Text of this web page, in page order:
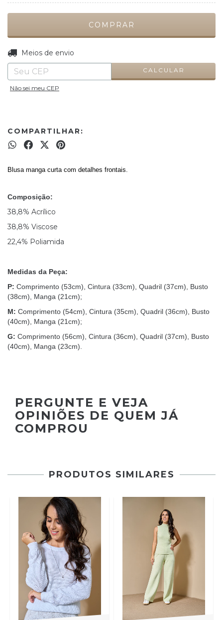
Entregas para o CEP:
Meios de envio
CALCULAR
Não sei meu CEP
COMPARTILHAR:
Blusa manga curta com detalhes frontais.
Composição:
38,8% Acrílico
38,8% Viscose
22,4% Poliamida
Medidas da Peça:
P: Comprimento (53cm), Cintura (33cm), Quadril (37cm), Busto
(38cm), Manga (21cm);
M: Comprimento (54cm), Cintura (35cm), Quadril (36cm), Busto
(40cm), Manga (21cm);
G: Comprimento (56cm), Cintura (36cm), Quadril (37cm), Busto
(40cm), Manga (23cm).
PERGUNTE E VEJA
OPINIÕES DE QUEM JÁ
COMPROU
PRODUTOS SIMILARES